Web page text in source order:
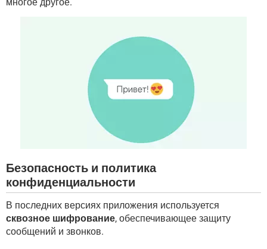
Безопасность и политика
конфиденциальности
В последних версиях приложения используется
сквозное шифрование, обеспечивающее защиту
сообщений и звонков.